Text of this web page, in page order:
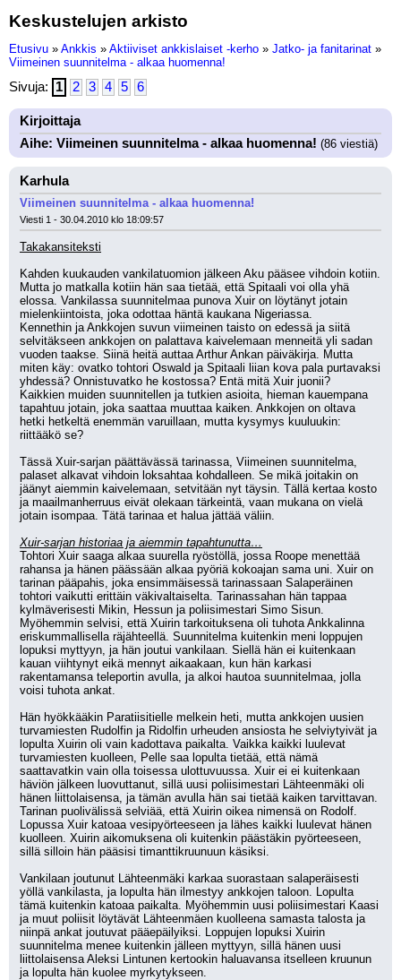
Keskustelujen arkisto
Etusivu » Ankkis » Aktiiviset ankkislaiset -kerho » Jatko- ja fanitarinat »
Viimeinen suunnitelma - alkaa huomenna!
Sivuja: 1 2 3 4 5 6
Kirjoittaja
Aihe: Viimeinen suunnitelma - alkaa huomenna! (86 viestiä)
Karhula
Viimeinen suunnitelma - alkaa huomenna!
Viesti 1 - 30.04.2010 klo 18:09:57
Takakansiteksti
Kahden kuukauden vankilatuomion jälkeen Aku pääsee vihdoin kotiin.
Mutta jo matkalla kotiin hän saa tietää, että Spitaali voi olla yhä
elossa. Vankilassa suunnitelmaa punova Xuir on löytänyt jotain
mielenkiintoista, joka odottaa häntä kaukana Nigeriassa.
Kennethin ja Ankkojen suvun viimeinen taisto on edessä ja siitä
selvitäkseen ankkojen on palattava kaivelemaan menneitä yli sadan
vuoden taakse. Siinä heitä auttaa Arthur Ankan päiväkirja. Mutta
miten käy: ovatko tohtori Oswald ja Spitaali liian kova pala purtavaksi
yhdessä? Onnistuvatko he kostossa? Entä mitä Xuir juonii?
Kaikkien muiden suunnitellen ja tutkien asioita, hieman kauempana
tapahtuu jotain, joka saattaa muuttaa kaiken. Ankkojen on oltava
hetki hetkeltä enemmän varuillaan, mutta kysymys kuuluukin:
riittääkö se?
Tässä Xuir-sarjan päättävässä tarinassa, Viimeinen suunnitelma,
palaset alkavat vihdoin loksahtaa kohdalleen. Se mikä joitakin on
jäänyt aiemmin kaivelemaan, setvitään nyt täysin. Tällä kertaa kosto
ja maailmanherruus eivät olekaan tärkeintä, vaan mukana on vielä
jotain isompaa. Tätä tarinaa et halua jättää väliin.
Xuir-sarjan historiaa ja aiemmin tapahtunutta…
Tohtori Xuir saaga alkaa suurella ryöstöllä, jossa Roope menettää
rahansa ja hänen päässään alkaa pyöriä kokoajan sama uni. Xuir on
tarinan pääpahis, joka ensimmäisessä tarinassaan Salaperäinen
tohtori vaikutti erittäin väkivaltaiselta. Tarinassahan hän tappaa
kylmäverisesti Mikin, Hessun ja poliisimestari Simo Sisun.
Myöhemmin selvisi, että Xuirin tarkoituksena oli tuhota Ankkalinna
eriskummallisella räjähteellä. Suunnitelma kuitenkin meni loppujen
lopuksi myttyyn, ja hän joutui vankilaan. Siellä hän ei kuitenkaan
kauan viihtynyt eikä mennyt aikaakaan, kun hän karkasi
rakentamansa teleportin avulla, ja alkoi hautoa suunnitelmaa, jolla
voisi tuhota ankat.
Hän hyökkääkin Paratiisitielle melkein heti, mutta ankkojen uusien
turvamiesten Rudolfin ja Ridolfin urheuden ansiosta he selviytyivät ja
lopulta Xuirin oli vain kadottava paikalta. Vaikka kaikki luulevat
turvamiesten kuolleen, Pelle saa lopulta tietää, että nämä
saattavatkin vain olla toisessa ulottuvuussa. Xuir ei ei kuitenkaan
häviön jälkeen luovuttanut, sillä uusi poliisimestari Lähteenmäki oli
hänen liittolaisensa, ja tämän avulla hän sai tietää kaiken tarvittavan.
Tarinan puolivälissä selviää, että Xuirin oikea nimensä on Rodolf.
Lopussa Xuir katoaa vesipyörteeseen ja lähes kaikki luulevat hänen
kuolleen. Xuirin aikomuksena oli kuitenkin päästäkin pyörteeseen,
sillä silloin hän pääsisi timanttikruunuun käsiksi.
Vankilaan joutunut Lähteenmäki karkaa suorastaan salaperäisesti
yöllä vankilasta, ja lopulta hän ilmestyy ankkojen taloon. Lopulta
tämä kuitenkin katoaa paikalta. Myöhemmin uusi poliisimestari Kaasi
ja muut poliisit löytävät Lähteenmäen kuolleena samasta talosta ja
niinpä ankat joutuvat pääepäilyiksi. Loppujen lopuksi Xuirin
suunnitelma menee kuitenkin jälleen myttyyn, sillä hänen uusi
liittolaisensa Aleksi Lintunen kertookin haluavansa itselleen kruunun
ja lopulta hän kuolee myrkytykseen.